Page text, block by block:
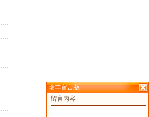
瑞丰留言版
留言内容